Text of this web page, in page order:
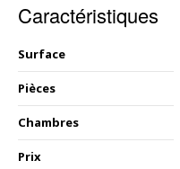
Caractéristiques
Surface
Pièces
Chambres
Prix